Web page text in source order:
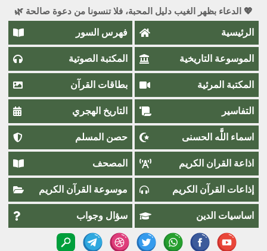
💖 الدعاء بظهر الغيب دليل المحبة، فلا تنسونا من دعوة صالحة 🌿
الرئيسية فهرس السور
الموسوعة التاريخية المكتبة الصوتية
المكتبة المرئية بطاقات القرآن
التفاسير التاريخ الهجري
اسماء اللَّٰه الحسنى حصن المسلم
اذاعة القران الكريم المصحف
إذاعات القرآن الكريم موسوعة القرآن الكريم
اساسيات الدين سؤال وجواب